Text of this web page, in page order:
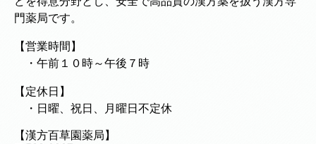
門薬局です。
【営業時間】
・午前１０時～午後７時
【定休日】
・日曜、祝日、月曜日不定休
【漢方百草園薬局】